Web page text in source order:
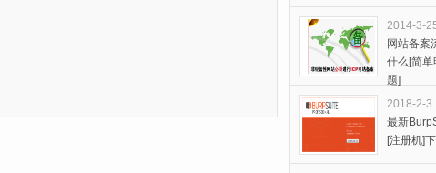
2014-3-
网站备案
什么[简单
题]
2018-2-3
最新
[注册机]